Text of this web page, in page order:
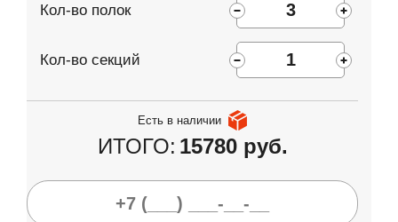
Кол-во полок
Кол-во секций
Есть в наличии
ИТОГО: 15780 руб.